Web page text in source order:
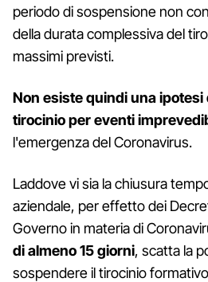
periodo di sospensione non
della durata complessiva del
massimi previsti.
Non esiste quindi una
tirocinio per eventi
l'emergenza del Coronavirus.
Laddove vi sia la chiusura
aziendale, per effetto dei
Governo in materia di
di almeno 15 giorni, scatta la
sospendere il tirocinio